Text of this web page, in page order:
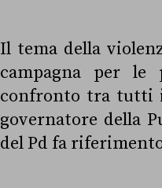
Il tema della
campagna per le
confronto tra tutti
governatore della
del Pd fa